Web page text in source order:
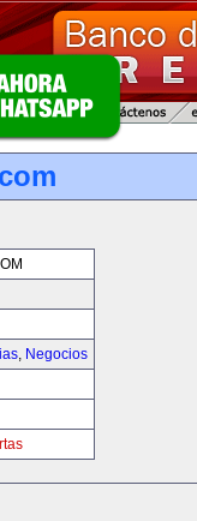
, Negocios